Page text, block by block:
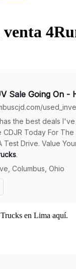
venta
en Lima aquí.